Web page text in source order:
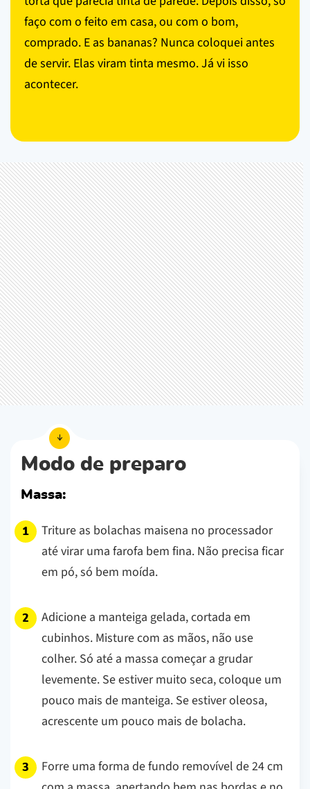
faço com o feito em casa, ou com o bom,
comprado. E as bananas? Nunca coloquei antes
de servir. Elas viram tinta mesmo. Já vi isso
acontecer.
Modo de preparo
Massa:
Triture as bolachas maisena no processador
até virar uma farofa bem fina. Não precisa ficar
em pó, só bem moída.
Adicione a manteiga gelada, cortada em
cubinhos. Misture com as mãos, não use
colher. Só até a massa começar a grudar
levemente. Se estiver muito seca, coloque um
pouco mais de manteiga. Se estiver oleosa,
acrescente um pouco mais de bolacha.
Forre uma forma de fundo removível de 24 cm